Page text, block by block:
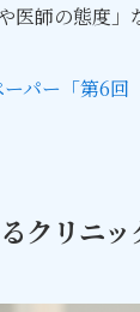
医師の態度」
ーパー「第6
クリニ